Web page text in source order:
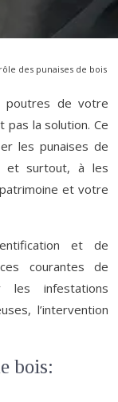
des punaises de bois
poutres de votre
pas la solution. Ce
les punaises de
et surtout, à les
et votre
et de
courantes de
les infestations
l’intervention
bois: